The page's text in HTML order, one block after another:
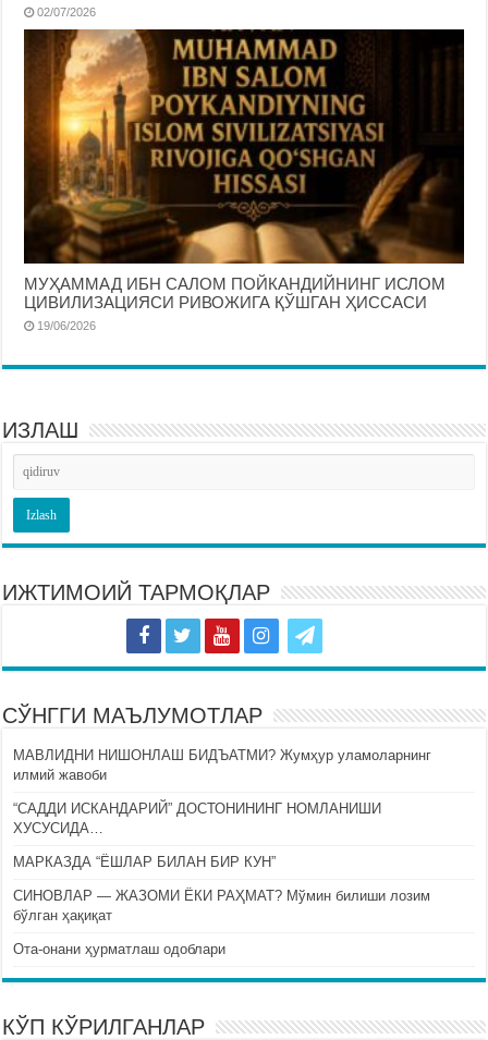
02/07/2026
МУҲАММАД ИБН САЛОМ ПОЙКАНДИЙНИНГ ИСЛОМ
ЦИВИЛИЗАЦИЯСИ РИВОЖИГА ҚЎШГАН ҲИССАСИ
19/06/2026
ИЗЛАШ
ИЖТИМОИЙ ТАРМОҚЛАР
СЎНГГИ МАЪЛУМОТЛАР
МАВЛИДНИ НИШОНЛАШ БИДЪАТМИ? Жумҳур уламоларнинг
илмий жавоби
“САДДИ ИСКАНДАРИЙ” ДОСТОНИНИНГ НОМЛАНИШИ
ХУСУСИДА…
МАРКАЗДА “ЁШЛАР БИЛАН БИР КУН”
СИНОВЛАР — ЖАЗОМИ ЁКИ РАҲМАТ? Мўмин билиши лозим
бўлган ҳақиқат
Ота-онани ҳурматлаш одоблари
КЎП КЎРИЛГАНЛАР